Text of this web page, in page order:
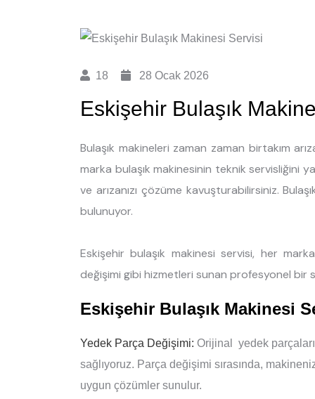
18 28 Ocak 2026
Eskişehir Bulaşık
Bulaşık makineleri zaman zaman birtakım
marka bulaşık makinesinin teknik servisliğini
ve arızanızı çözüme kavuşturabilirsiniz.
bulunuyor.
Eskişehir bulaşık makinesi servisi, her
değişimi gibi hizmetleri sunan profesyonel bir
Eskişehir Bulaşık Makinesi
Yedek Parça Değişimi: Orijinal yedek
sağlıyoruz. Parça değişimi sırasında,
uygun çözümler sunulur.